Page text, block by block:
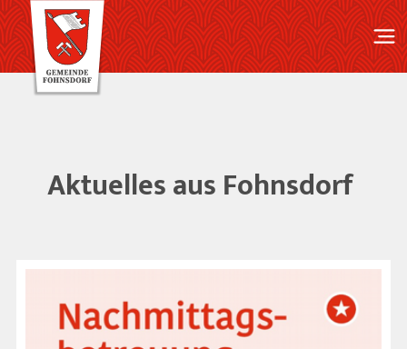
Aktuelles aus Fohnsdorf